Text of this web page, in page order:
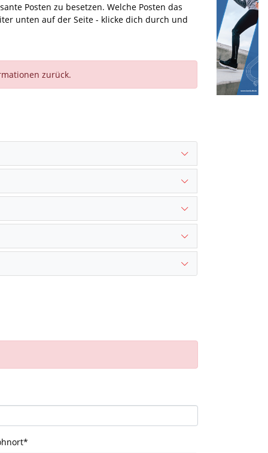
Posten zu besetzen. Welche Posten das
unten auf der Seite - klicke dich durch und
zurück.
*